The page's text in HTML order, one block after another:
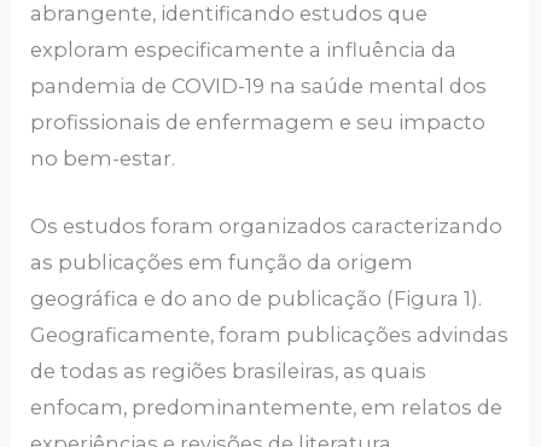
abrangente, identificando estudos que
exploram especificamente a influência da
pandemia de COVID-19 na saúde mental dos
profissionais de enfermagem e seu impacto
no bem-estar.
Os estudos foram organizados caracterizando
as publicações em função da origem
geográfica e do ano de publicação (Figura 1).
Geograficamente, foram publicações advindas
de todas as regiões brasileiras, as quais
enfocam, predominantemente, em relatos de